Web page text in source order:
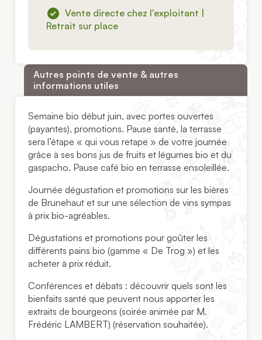
Vente directe chez l'exploitant |
Retrait sur place
Autres points de vente & autres
informations utiles
Semaine bio début juin, avec portes ouvertes
(payantes), promotions. Pause santé, la terrasse
sera l’étape « qui vous retape » de votre journée
grâce à ses bons jus de fruits et légumes bio et du
gaspacho. Pause café bio en terrasse ensoleillée.
Journée dégustation et promotions sur les bières
de Brunehaut et sur une sélection de vins sympas
à prix bio-agréables.
Dégustations et promotions pour goûter les
différents pains bio (gamme « De Trog ») et les
acheter à prix réduit.
Conférences et débats : découvrir quels sont les
bienfaits santé que peuvent nous apporter les
extraits de bourgeons (soirée animée par M.
Frédéric LAMBERT) (réservation souhaitée).